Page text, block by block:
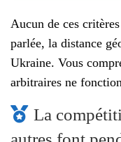
Aucun de ces
parlée, la distance
Ukraine. Vous
arbitraires ne
La